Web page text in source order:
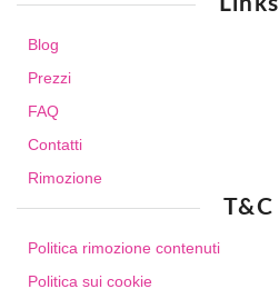
Blog
Prezzi
FAQ
Contatti
Rimozione
T&C
Politica rimozione contenuti
Politica sui cookie